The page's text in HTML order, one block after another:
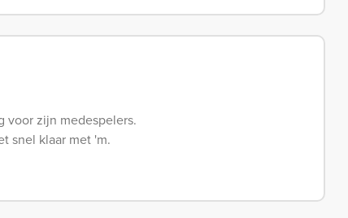
voor zijn medespelers.
snel klaar met 'm.